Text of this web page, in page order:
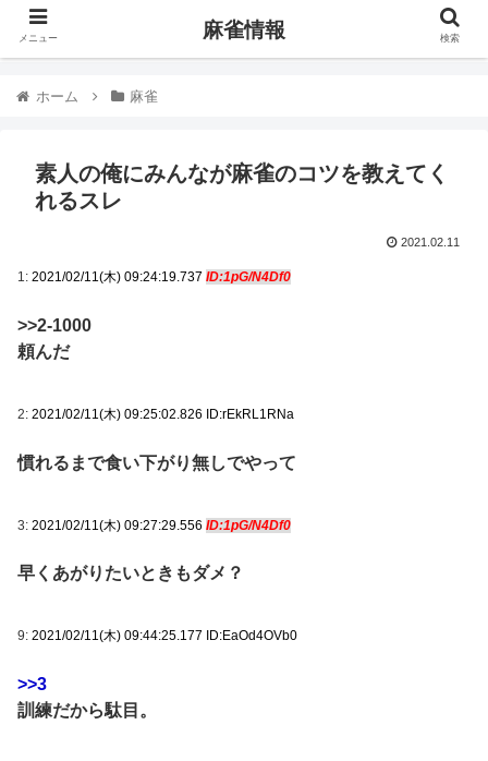
ホーム 麻雀
素人の俺にみんなが麻雀のコツを教えてく
れるスレ
2021.02.11
1: 2021/02/11(木) 09:24:19.737 ID:1pG/N4Df0
>>2-1000
頼んだ
2: 2021/02/11(木) 09:25:02.826 ID:rEkRL1RNa
慣れるまで食い下がり無しでやって
3: 2021/02/11(木) 09:27:29.556 ID:1pG/N4Df0
早くあがりたいときもダメ？
9: 2021/02/11(木) 09:44:25.177 ID:EaOd4OVb0
>>3
訓練だから駄目。
メニュー 麻雀情報 検索